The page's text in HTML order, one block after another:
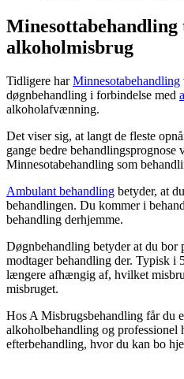
alkoholmisbrug
Tidligere harMinnesotabehandling
døgnbehandling i forbindelse med
alkoholafvænning.
Det viser sig, at langt de fleste
gange bedre behandlingsprognose
Minnesotabehandling som
Ambulant behandling betyder, at
behandlingen. Du kommer i
behandling derhjemme.
Døgnbehandling betyder at du bor
modtager behandling der. Typisk i
længere afhængig af, hvilket
misbruget.
Hos A Misbrugsbehandling får du
alkoholbehandling og professionel
efterbehandling, hvor du kan bo